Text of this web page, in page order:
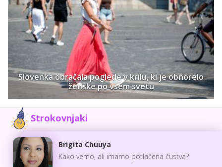
Slovenka obračala poglede v krilu, ki je obnorelo
ženske po vsem svetu
Strokovnjaki
Brigita Chuuya
Kako vemo, ali imamo potlačena čustva?